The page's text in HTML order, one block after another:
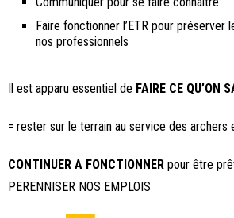
Faire fonctionner l’ETR pour préserver
nos professionnels
Il est apparu essentiel de FAIRE CE QU’ON
= rester sur le terrain au service des archers
CONTINUER A FONCTIONNER pour être
PERENNISER NOS EMPLOIS